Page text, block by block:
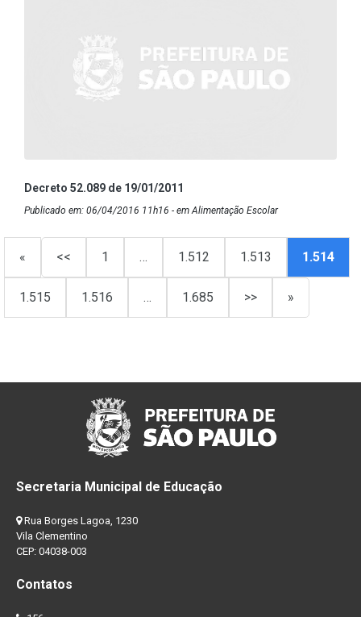
Decreto 52.089 de 19/01/2011
Publicado em: 06/04/2016 11h16 - em Alimentação Escolar
« << 1 … 1.512 1.513 1.514
1.515 1.516 … 1.685 >> »
Secretaria Municipal de Educação
Rua Borges Lagoa, 1230
Vila Clementino
CEP: 04038-003
Contatos